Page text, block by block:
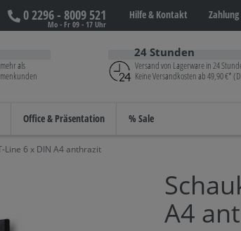
0 2296 - 8009 521
Mo - Fr 09 - 17 Uhr
Hilfe & Kontakt
als
24 Stunden
Versand von Lagerware in 24
Keine Versandkosten ab 49,90 €*
Office & Präsentation % Sale
Line 6 x DIN A4 anthrazit
A4